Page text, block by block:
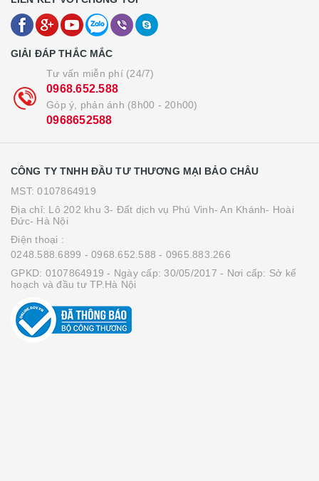
GIẢI ĐÁP THẮC MẮC
Tư vấn miễn phí (24/7)
0968.652.588
Góp ý, phản ánh (8h00 - 20h00)
0968652588
CÔNG TY TNHH ĐẦU TƯ THƯƠNG MẠI BẢO CHÂU
MST: 0107864919
Địa chỉ: Lô 202 khu 3- Đất dịch vụ Phú Vinh- An Khánh- Hoài
Đức- Hà Nội
Điện thoại :
0248.588.6899 - 0968.652.588 - 0965.883.266
GPKD: 0107864919 - Ngày cấp: 30/05/2017 - Nơi cấp: Sở kế
hoạch và đầu tư TP.Hà Nội